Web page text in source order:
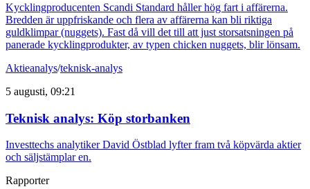
Kycklingproducenten Scandi Standard håller hög fart i affärerna.
Bredden är uppfriskande och flera av affärerna kan bli riktiga
guldklimpar (nuggets). Fast då vill det till att just storsatsningen på
panerade kycklingprodukter, av typen chicken nuggets, blir lönsam.
Aktieanalys/teknisk-analys
5 augusti, 09:21
Teknisk analys: Köp storbanken
Investtechs analytiker David Östblad lyfter fram två köpvärda aktier
och säljstämplar en.
Rapporter